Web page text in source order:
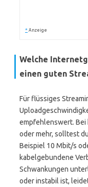
* Anzeige
Welche
einen guten
Für flüssiges
empfehlenswert.
oder mehr, solltest
Beispiel 10 Mbit/s
kabelgebundene
Schwankungen
oder instabil ist,